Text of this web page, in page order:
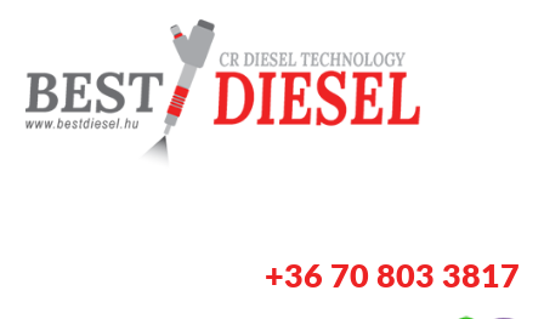
+36 70 803 3817